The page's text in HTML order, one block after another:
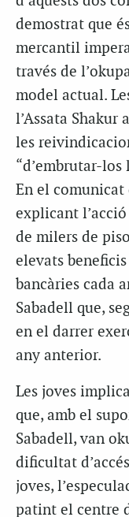
demostrat que
mercantil
través de
model actual.
l’Assata Shakur
les
“d’embrutar-los
En el
explicant
de milers de
elevats
bancàries cada
Sabadell que,
en el darrer
any anterior.
Les joves
que, amb el
Sabadell, van
dificultat
joves,
patint el centre